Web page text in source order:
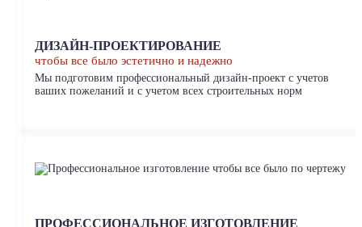
ДИЗАЙН-ПРОЕКТИРОВАНИЕ
чтобы все было эстетично и надежно
Мы подготовим профессиональный дизайн-проект с учетов
ваших пожеланий и с учетом всех строительных норм
ПРОФЕССИОНАЛЬНОЕ ИЗГОТОВЛЕНИЕ